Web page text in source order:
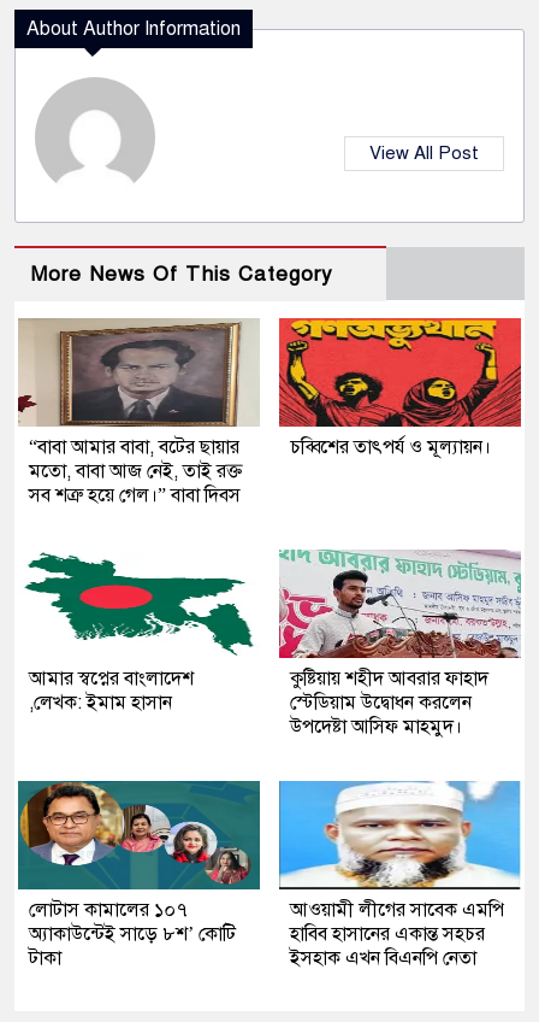
About Author Information
View All Post
More News Of This Category
“বাবা আমার বাবা, বটের ছায়ার
মতো, বাবা আজ নেই, তাই রক্ত
সব শত্রু হয়ে গেল।” বাবা দিবস
চব্বিশের তাৎপর্য ও মূল্যায়ন।
আমার স্বপ্নের বাংলাদেশ
,লেখক: ইমাম হাসান
কুষ্টিয়ায় শহীদ আবরার ফাহাদ
স্টেডিয়াম উদ্বোধন করলেন
উপদেষ্টা আসিফ মাহমুদ।
লোটাস কামালের ১০৭
অ্যাকাউন্টেই সাড়ে ৮শ’ কোটি
টাকা
আওয়ামী লীগের সাবেক এমপি
হাবিব হাসানের একান্ত সহচর
ইসহাক এখন বিএনপি নেতা